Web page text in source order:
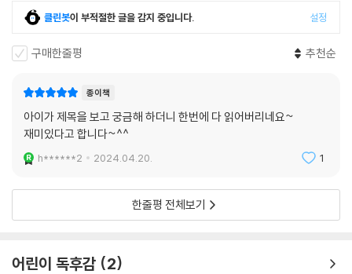
클린봇이 부적절한 글을 감지 중입니다. 설정
구매한줄평 추천순
종이책
아이가 제목을 보고 궁금해 하더니 한번에 다 읽어버리네요~
재미있다고 합니다~^^
h******2 2024.04.20. 1
한줄평 전체보기
어린이 독후감 2